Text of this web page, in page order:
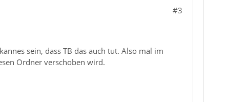
#3
sein, dass TB das auch tut. Also mal im
Ordner verschoben wird.